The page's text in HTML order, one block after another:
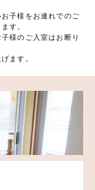
子様をお連れでのご
す。
様のご入室はお断り
ます。